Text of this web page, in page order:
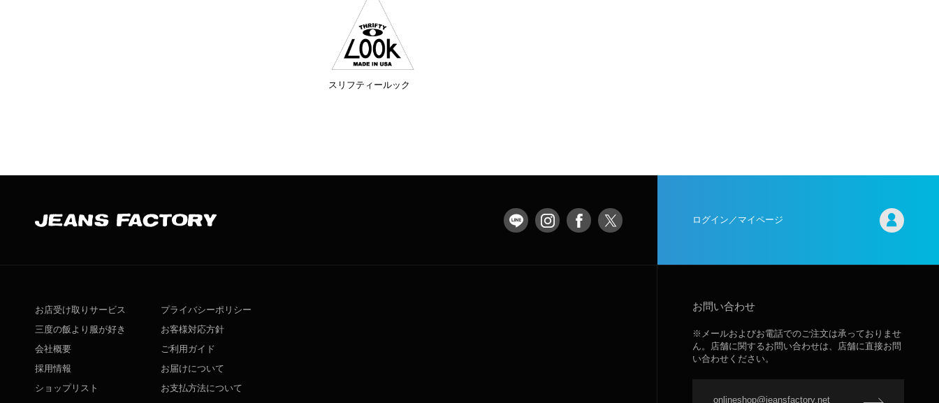
スリフティールック
ログイン／マイページ
お店受け取りサービス
三度の飯より服が好き
会社概要
採用情報
ショップリスト
プライバシーポリシー
お客様対応方針
ご利用ガイド
お届けについて
お支払方法について
お問い合わせ
※メールおよびお電話でのご注文は承っておりませ
ん。店舗に関するお問い合わせは、店舗に直接お問
い合わせください。
onlineshop@jeansfactory.net